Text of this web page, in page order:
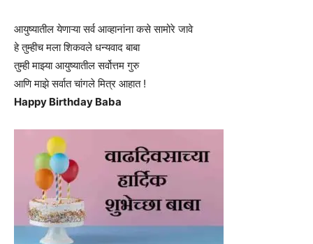
आयुष्यातील येणाऱ्या सर्व आव्हानांना कसे सामोरे जावे
हे तुम्हीच मला शिकवले धन्यवाद बाबा
तुम्ही माझ्या आयुष्यातील सर्वोत्तम गुरु
आणि माझे सर्वात चांगले मित्र आहात !
Happy Birthday Baba